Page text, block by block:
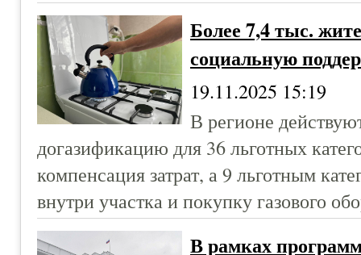
Более 7,4 тыс.
социальную
19.11.2025 15:19
В регионе
догазификацию для 36 льготных
компенсация затрат, а 9 льготным
внутри участка и покупку газового
В рамках